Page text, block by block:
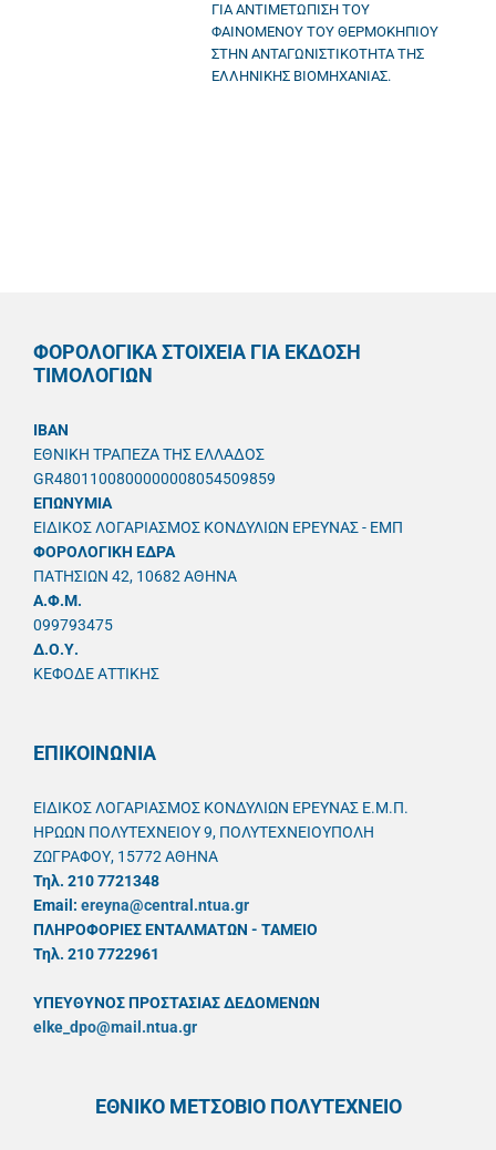
ΓΙΑ ΑΝΤΙΜΕΤΩΠΙΣΗ ΤΟΥ
ΦΑΙΝΟΜΕΝΟΥ ΤΟΥ ΘΕΡΜΟΚΗΠΙΟΥ
ΣΤΗΝ ΑΝΤΑΓΩΝΙΣΤΙΚΟΤΗΤΑ ΤΗΣ
ΕΛΛΗΝΙΚΗΣ ΒΙΟΜΗΧΑΝΙΑΣ.
ΦΟΡΟΛΟΓΙΚΑ ΣΤΟΙΧΕΙΑ ΓΙΑ ΕΚΔΟΣΗ
ΤΙΜΟΛΟΓΙΩΝ
IBAN
ΕΘΝΙΚΗ ΤΡΑΠΕΖΑ ΤΗΣ ΕΛΛΑΔΟΣ
GR4801100800000008054509859
ΕΠΩΝΥΜΙΑ
ΕΙΔΙΚΟΣ ΛΟΓΑΡΙΑΣΜΟΣ ΚΟΝΔΥΛΙΩΝ ΕΡΕΥΝΑΣ - ΕΜΠ
ΦΟΡΟΛΟΓΙΚΗ ΕΔΡΑ
ΠΑΤΗΣΙΩΝ 42, 10682 ΑΘΗΝΑ
A.Φ.Μ.
099793475
Δ.Ο.Υ.
ΚΕΦΟΔΕ ΑΤΤΙΚΗΣ
ΕΠΙΚΟΙΝΩΝΙΑ
ΕΙΔΙΚΟΣ ΛΟΓΑΡΙΑΣΜΟΣ ΚΟΝΔΥΛΙΩΝ ΕΡΕΥΝΑΣ Ε.Μ.Π.
ΗΡΩΩΝ ΠΟΛΥΤΕΧΝΕΙΟΥ 9, ΠΟΛΥΤΕΧΝΕΙΟΥΠΟΛΗ
ΖΩΓΡΑΦΟΥ, 15772 ΑΘΗΝΑ
Τηλ. 210 7721348
Email: ereyna@central.ntua.gr
ΠΛΗΡΟΦΟΡΙΕΣ ΕΝΤΑΛΜΑΤΩΝ - ΤΑΜΕΙΟ
Τηλ. 210 7722961
ΥΠΕΥΘYΝΟΣ ΠΡΟΣΤΑΣΙΑΣ ΔΕΔΟΜΕΝΩΝ
elke_dpo@mail.ntua.gr
ΕΘΝΙΚΟ ΜΕΤΣΟΒΙΟ ΠΟΛΥΤΕΧΝΕΙΟ